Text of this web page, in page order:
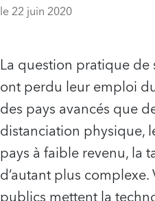
le 22 juin 2020
La question pratique
ont perdu leur emploi
des pays avancés que
distanciation physique,
pays à faible revenu, la
d’autant plus